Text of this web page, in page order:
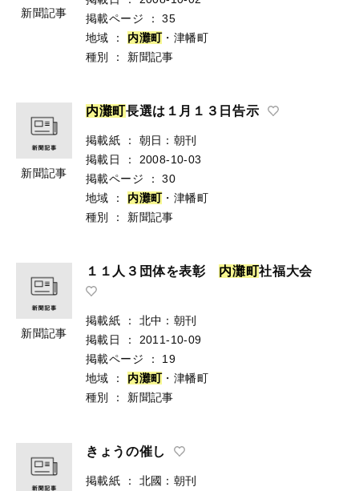
新聞記事
掲載ページ
：
35
地域
： 内灘町・津幡町
種別
： 新聞記事
新聞記事
内灘町長選は１月１３日告示
掲載紙 ：
朝日：朝刊
掲載日
：
2008-10-03
掲載ページ
：
30
地域
： 内灘町・津幡町
種別
： 新聞記事
新聞記事
１１人３団体を表彰 内灘町社福大会
掲載紙 ：
北中：朝刊
掲載日
：
2011-10-09
掲載ページ
：
19
地域
： 内灘町・津幡町
種別
： 新聞記事
きょうの催し
掲載紙 ：
北國：朝刊